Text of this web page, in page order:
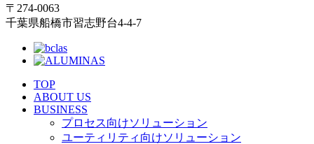
〒274-0063
千葉県船橋市習志野台4-4-7
TOP
ABOUT US
BUSINESS
プロセス向けソリューション
ユーティリティ向けソリューション